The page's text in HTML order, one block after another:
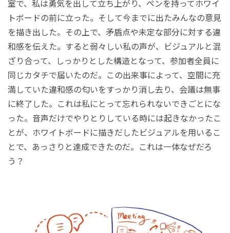
室で、私は勇気を出して立ち上がり、ペンを持ってホワイ
トボードの前に立った。そして今までに出たみんなの意見
を描き出した。その上で、矛盾点や未定な部分に対する違
和感を伝えた。すると弱々しい私の声が、ビジュアルと混
ざり合って、しっかりとした構造となって、参加者全員に
同じカタチで届いたのだ。この出来事によって、空間に充
満していた違和感の匂いをすっかり消し去り、会議は無事
に終了した。これは私にとって忘れられないできごとにな
った。音声だけでやりとりしている時には起きなかったこ
とが、ホワイトボードに描きだしたビジュアルを用いるこ
とで、あっさりと達成できたのだ。これは一体なぜだろ
う？